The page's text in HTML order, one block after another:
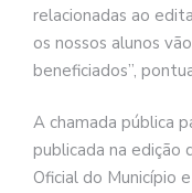
relacionadas ao
os nossos alunos
beneficiados”,
A chamada pública
publicada na edição
Oficial do Município